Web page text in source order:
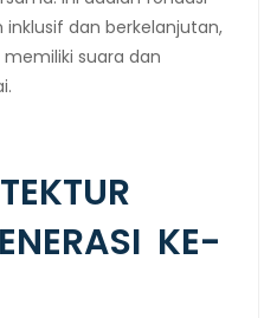
dan berkelanjutan,
suara dan
KE-